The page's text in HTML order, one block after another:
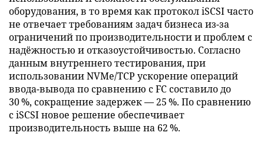
оборудования, в то время как протокол iSCSI часто
не отвечает требованиям задач бизнеса из-за
ограничений по производительности и проблем с
надёжностью и отказоустойчивостью. Согласно
данным внутреннего тестирования, при
использовании NVMe/TCP ускорение операций
ввода-вывода по сравнению с FC составило до
30 %, сокращение задержек — 25 %. По сравнению
с iSCSI новое решение обеспечивает
производительность выше на 62 %.